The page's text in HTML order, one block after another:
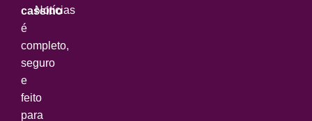
cassino
é
completo,
seguro
e
feito
para
Notícias